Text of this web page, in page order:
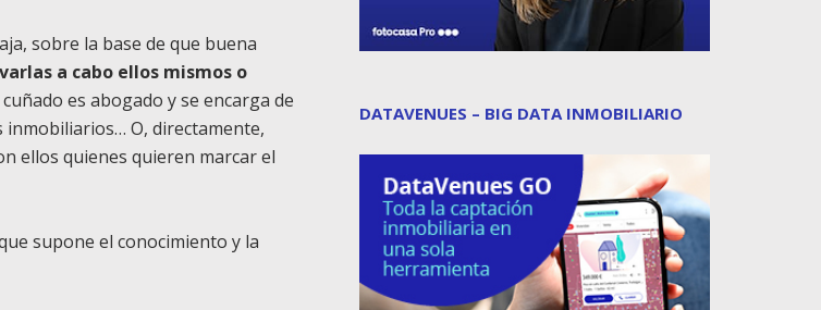
sobre la base de que buena
a cabo ellos mismos o
es abogado y se encarga de
inmobiliarios… O, directamente,
ellos quienes quieren marcar el
supone el conocimiento y la
DATAVENUES – BIG DATA INMOBILIARIO